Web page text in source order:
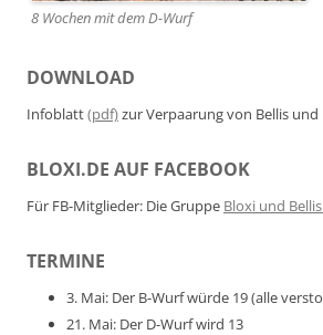
8 Wochen mit dem D-Wurf
DOWNLOAD
Infoblatt(pdf)zur Verpaarung von Bellis
BLOXI.DE AUF FACEBOOK
Für FB-Mitglieder: Die Gruppe Bloxi und
TERMINE
3. Mai: Der B-Wurf würde 19 (alle
21. Mai: Der D-Wurf wird 13